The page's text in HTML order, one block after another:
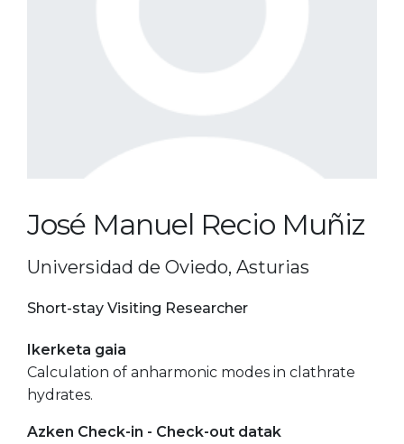
José Manuel Recio Muñiz
Universidad de Oviedo, Asturias
Short-stay Visiting Researcher
Ikerketa gaia
Calculation of anharmonic modes in clathrate
hydrates.
Azken Check-in - Check-out datak